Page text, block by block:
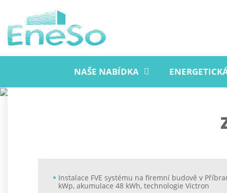
NAŠE NABÍDKA
Instalace FVE systému na firemní budově v
kWp, akumulace 48 kWh, technologie Victron